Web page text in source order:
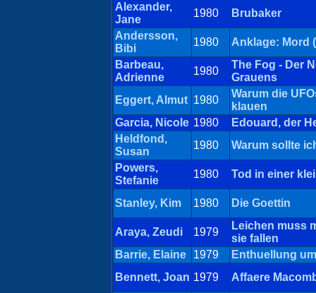
Alexander,
Jane
1980
Brubaker
Andersson,
Bibi
1980
Anklage: Mord
Barbeau,
Adrienne
1980
The Fog - Der
Grauens
Eggert, Almut 1980
Warum die
klauen
Garcia, Nicole 1980
Edouard, der
Heldfond,
Susan
1980
Warum sollte
Powers,
Stefanie
1980 Tod in einer
Stanley, Kim 1980 Die Goettin
Araya, Zeudi 1979
Leichen muss
sie fallen
Barrie, Elaine
1979
Enthuellung
Bennett, Joan 1979
Affaere